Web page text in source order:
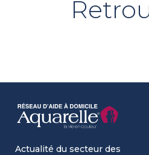
Actualité du secteur des